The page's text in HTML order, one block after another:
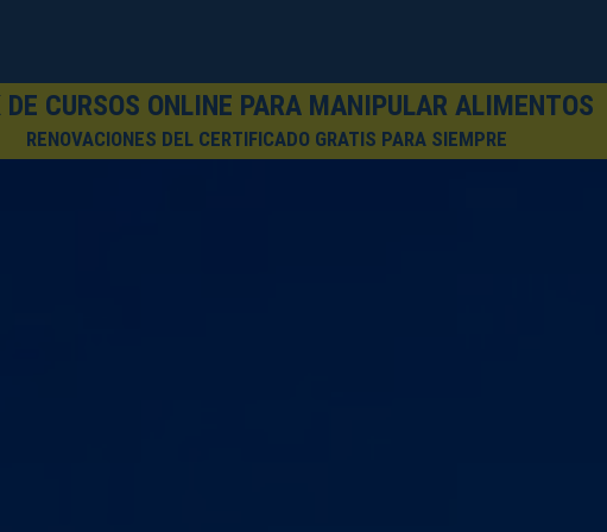
DE CURSOS ONLINE PARA MANIPULAR ALIMENTOS
RENOVACIONES DEL CERTIFICADO GRATIS PARA SIEMPRE